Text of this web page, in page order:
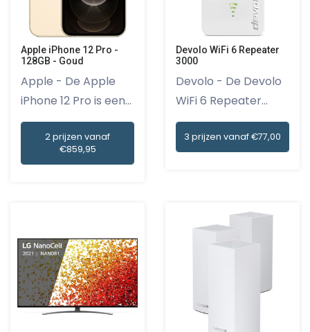
Apple iPhone 12 Pro -
128GB - Goud
Apple - De Apple
iPhone 12 Pro is een
prach...
2 prijzen vanaf
€859,95
Devolo WiFi 6 Repeater
3000
Devolo - De Devolo
WiFi 6 Repeater
3000 is...
3 prijzen vanaf €77,00